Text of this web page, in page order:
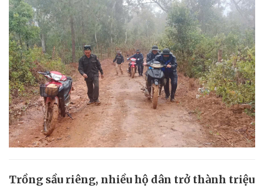
Trồng sầu riêng, nhiều hộ dân trở thành triệu